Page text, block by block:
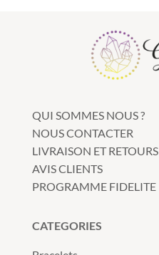
QUI SOMMES NOUS ?
NOUS CONTACTER
LIVRAISON ET RETOURS
AVIS CLIENTS
PROGRAMME FIDELITE
CATEGORIES